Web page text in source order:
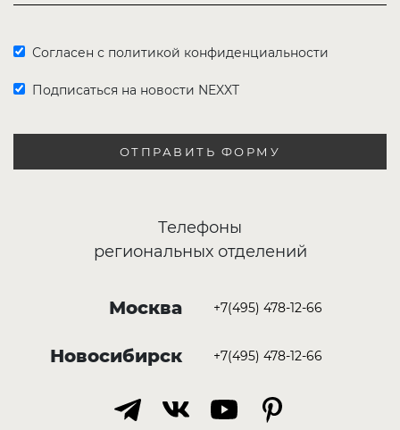
Согласен с политикой конфиденциальности
Подписаться на новости NEXXT
ОТПРАВИТЬ ФОРМУ
Телефоны
региональных отделений
Москва +7(495) 478-12-66
Новосибирск +7(495) 478-12-66